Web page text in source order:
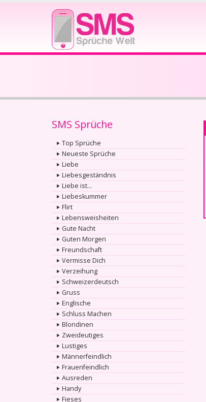
SMS Sprüche
Top Sprüche
Neueste Sprüche
Liebe
Liebesgeständnis
Liebe ist...
Liebeskummer
Flirt
Lebensweisheiten
Gute Nacht
Guten Morgen
Freundschaft
Vermisse Dich
Verzeihung
Schweizerdeutsch
Gruss
Englische
Schluss Machen
Blondinen
Zweideutiges
Lustiges
Männerfeindlich
Frauenfeindlich
Ausreden
Handy
Fieses